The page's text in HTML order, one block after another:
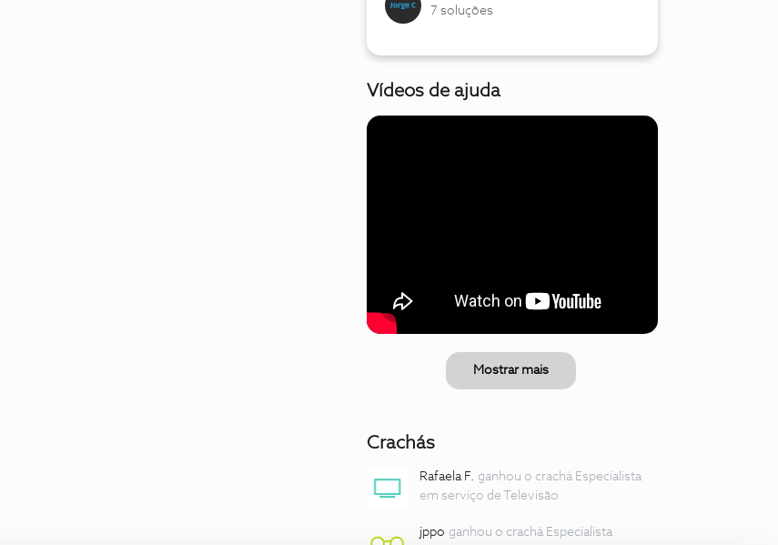
7 soluções
Vídeos de ajuda
Mostrar mais
Crachás
Rafaela F. ganhou o crachá Especialista
em serviço de Televisão
jppo ganhou o crachá Especialista